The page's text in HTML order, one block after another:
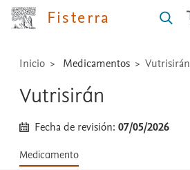
Fisterra
Inicio Medicamentos Vutrisirán
Vutrisirán
Fecha de revisión:07/05/2026
Medicamento